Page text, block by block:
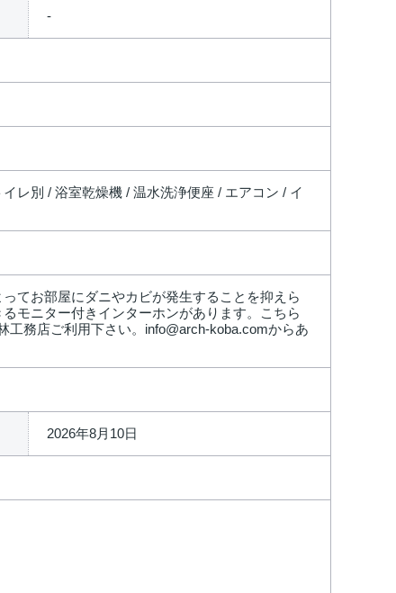
レ別 / 浴室乾燥機 / 温水洗浄便座 / エアコン / イ
てお部屋にダニやカビが発生することを抑えら
モニター付きインターホンがあります。こちら
務店ご利用下さい。info@arch-koba.comからあ
2026年8月10日